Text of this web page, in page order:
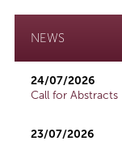
NEWS
24/07/2026
Call for
23/07/2026